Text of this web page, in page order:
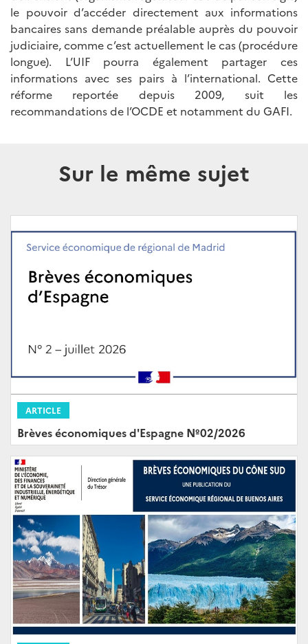
le pouvoir d’accéder directement aux informations
bancaires sans demande préalable auprès du pouvoir
judiciaire, comme c’est actuellement le cas (procédure
longue). L’UIF pourra également partager ces
informations avec ses pairs à l’international. Cette
réforme reportée depuis 2009, suit les
recommandations de l’OCDE et notamment du GAFI.
Sur le même sujet
ARTICLE
Brèves économiques d'Espagne Nº02/2026